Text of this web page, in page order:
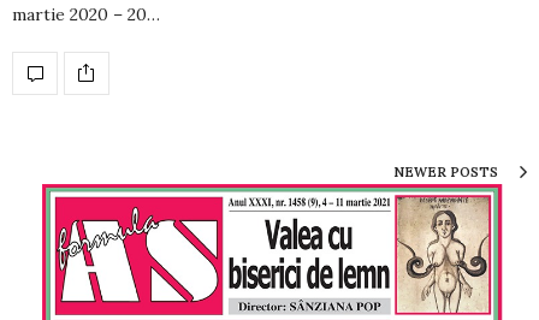
martie 2020 – 20…
NEWER POSTS